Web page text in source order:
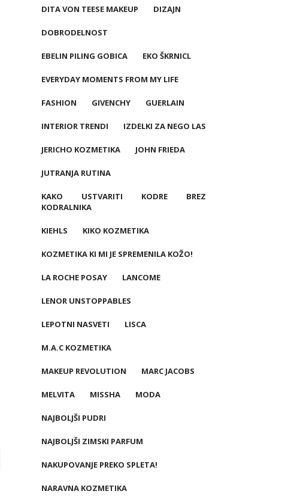
DITA VON TEESE MAKEUP DIZAJN
DOBRODELNOST
EBELIN PILING GOBICA EKO ŠKRNICL
EVERYDAY MOMENTS FROM MY LIFE
FASHION GIVENCHY GUERLAIN
INTERIOR TRENDI IZDELKI ZA NEGO LAS
JERICHO KOZMETIKA JOHN FRIEDA
JUTRANJA RUTINA
KAKO USTVARITI KODRE BREZ
KODRALNIKA
KIEHLS KIKO KOZMETIKA
KOZMETIKA KI MI JE SPREMENILA KOŽO!
LA ROCHE POSAY LANCOME
LENOR UNSTOPPABLES
LEPOTNI NASVETI LISCA
M.A.C KOZMETIKA
MAKEUP REVOLUTION MARC JACOBS
MELVITA MISSHA MODA
NAJBOLJŠI PUDRI
NAJBOLJŠI ZIMSKI PARFUM
NAKUPOVANJE PREKO SPLETA!
NARAVNA KOZMETIKA